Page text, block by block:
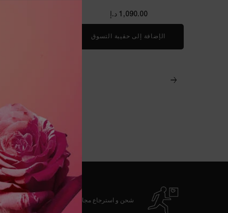
1,090.00 د.إ
الإضافة إلى حقيبة التسوق
شحن و استرجاع مجاني